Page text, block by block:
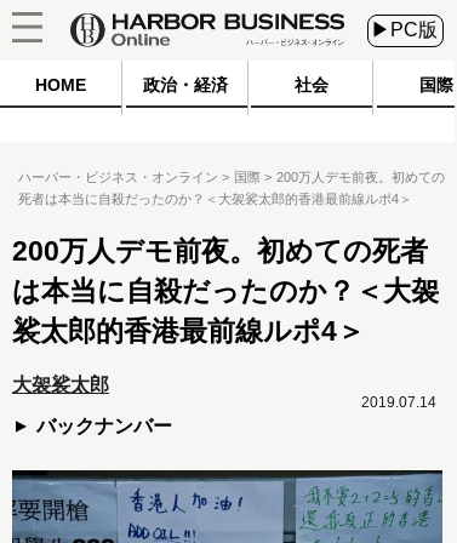
▶PC版
HOME 政治・経済 社会 国際
ハーバー・ビジネス・オンライン 国際
200万人デモ前夜。初めての
死者は本当に自殺だったのか？＜大袈裟太郎的香港最前線ルポ4＞
200万人デモ前夜。初めての死者
は本当に自殺だったのか？＜大袈
裟太郎的香港最前線ルポ4＞
大袈裟太郎
バックナンバー
2019.07.14